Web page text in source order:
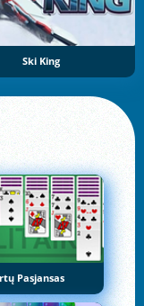
Ski King
Pasjansas